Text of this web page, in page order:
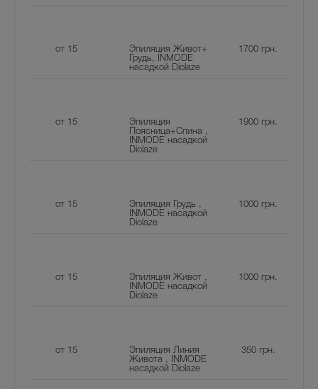
от 15
Эпиляция Живот+
Грудь, INMODE
насадкой Diolaze
1700 грн.
от 15
Эпиляция
Поясница+Спина ,
INMODE насадкой
Diolaze
1900 грн.
от 15
Эпиляция Грудь ,
INMODE насадкой
Diolaze
1000 грн.
от 15
Эпиляция Живот ,
INMODE насадкой
Diolaze
1000 грн.
от 15
Эпиляция Линия
Живота , INMODE
насадкой Diolaze
350грн.